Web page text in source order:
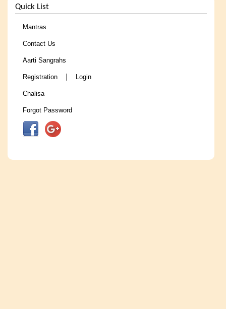
Quick List
Mantras
Contact Us
Aarti Sangrahs
Registration | Login
Chalisa
Forgot Password